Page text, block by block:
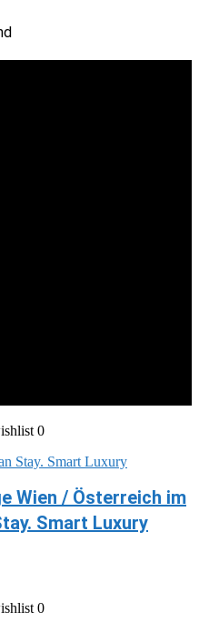
0
Wien / Österreich im
Smart Luxury
0